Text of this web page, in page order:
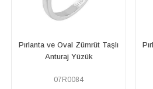
Pırlanta ve Kalp Ametist Taşlı
Yüzük
01R0027